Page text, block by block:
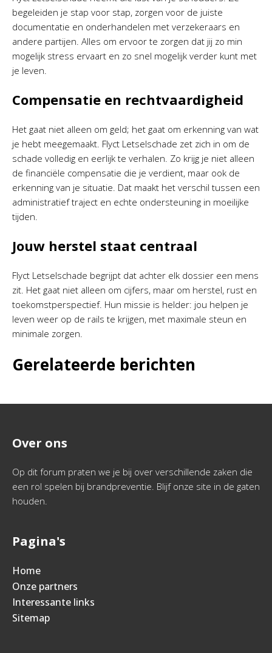
begeleiden je stap voor stap, zorgen voor de juiste
documentatie en onderhandelen met verzekeraars en
andere partijen. Alles om ervoor te zorgen dat jij zo min
mogelijk stress ervaart en zo snel mogelijk verder kunt met
je leven.
Compensatie en rechtvaardigheid
Het gaat niet alleen om geld; het gaat om erkenning van wat
je hebt meegemaakt. Flyct Letselschade zet zich in om de
schade volledig en eerlijk te verhalen. Zo krijg je niet alleen
de financiële compensatie die je verdient, maar ook de
erkenning van je situatie. Dat maakt het verschil tussen een
administratief traject en echte ondersteuning in moeilijke
tijden.
Jouw herstel staat centraal
Flyct Letselschade begrijpt dat achter elk dossier een mens
zit. Het gaat niet alleen om cijfers, maar om herstel, rust en
toekomstperspectief. Hun missie is helder: jou helpen je
leven weer op de rails te krijgen, met maximale steun en
minimale zorgen.
Gerelateerde berichten
Over ons
Op dit forum praten we je bij over verschillende zaken die
een rol spelen bij brandpreventie. Blijf onze site in de gaten
houden.
Pagina's
Home
Onze partners
Interessante links
Sitemap